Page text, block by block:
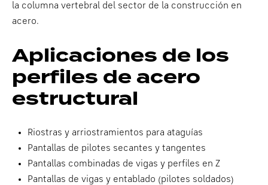
la columna vertebral del sector de la construcción en
acero.
Aplicaciones de los
perfiles de acero
estructural
Riostras y arriostramientos para ataguías
Pantallas de pilotes secantes y tangentes
Pantallas combinadas de vigas y perfiles en Z
Pantallas de vigas y entablado (pilotes soldados)